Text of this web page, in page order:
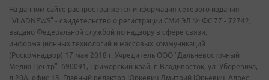
На данном сайте распространяется информация сетевого издания
"VLADNEWS" - свидетельство о регистрации СМИ ЭЛ № ФС 77 - 72742,
выдано Федеральной службой по надзору в сфере связи,
информационных технологий и массовых коммуникаций
(Роскомнадзор) 17 мая 2018 г. Учредитель ООО "Дальневосточный
Медиа Центр". 690091, Приморский край, г. Владивосток, ул. Уборевича,
д.20А, офис 13. Главный редактор Юркевич Дмитрий Юрьевич. Адрес